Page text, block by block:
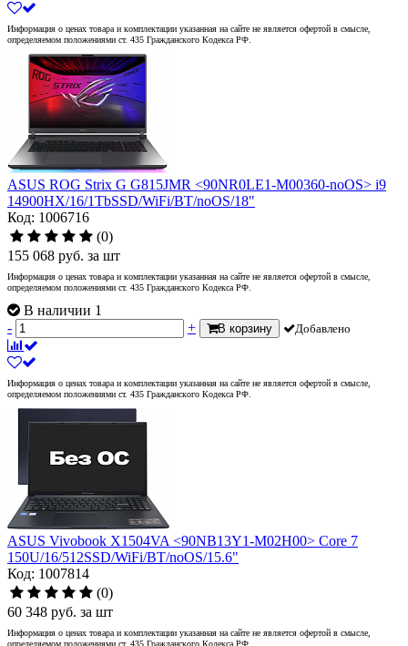
Информация о ценах товара и комплектации указанная на сайте не является офертой в смысле,
определяемом положениями ст. 435 Гражданского Кодекса РФ.
ASUS ROG Strix G G815JMR <90NR0LE1-M00360-noOS> i9
14900HX/16/1TbSSD/WiFi/BT/noOS/18"
Код: 1006716
(0)
155 068 руб. за шт
Информация о ценах товара и комплектации указанная на сайте не является офертой в смысле,
определяемом положениями ст. 435 Гражданского Кодекса РФ.
В наличии 1
-
+ В корзину Добавлено
Информация о ценах товара и комплектации указанная на сайте не является офертой в смысле,
определяемом положениями ст. 435 Гражданского Кодекса РФ.
ASUS Vivobook X1504VA <90NB13Y1-M02H00> Core 7
150U/16/512SSD/WiFi/BT/noOS/15.6"
Код: 1007814
(0)
60 348 руб. за шт
Информация о ценах товара и комплектации указанная на сайте не является офертой в смысле,